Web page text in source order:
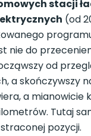
stacji
(od
nie do
od
a skończywszy
a mianowicie
Tutaj
pozycji.